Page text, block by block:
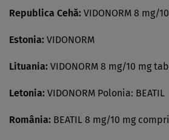
Republica Cehă: VIDONORM 8 mg/
Estonia: VIDONORM
Lituania: VIDONORM 8 mg/10 mg
Letonia: VIDONORM Polonia: BEATIL
România: BEATIL 8 mg/10 mg